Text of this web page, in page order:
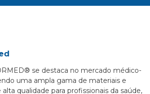
se destaca no mercado médico-
uma ampla gama de materiais e
qualidade para profissionais da saúde,